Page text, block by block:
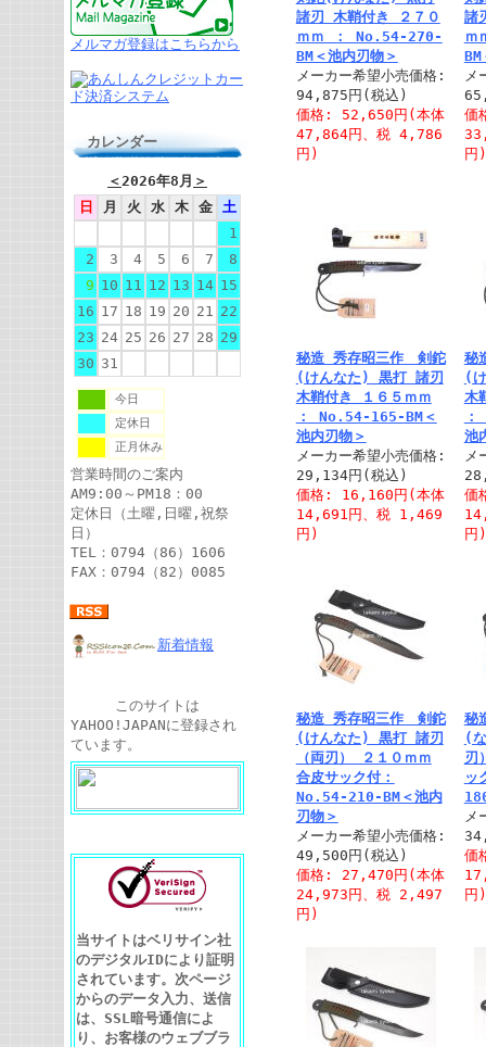
メルマガ登録はこちらから
カレンダー
＜ 2026年8月 ＞
日
月 火 水 木 金
土
1
2
3 4 5 6 7
8
9 10 11 12 13 14 15
16 17 18 19 20 21
22
23 24 25 26 27 28 29
30 31
今日
定休日
正月休み
営業時間のご案内
AM9:00～PM18：00
定休日（土曜,日曜,祝祭
日）
TEL：0794（86）1606
FAX：0794（82）0085
新着情報
このサイトは
YAHOO!JAPANに登録され
ています。
当サイトはベリサイン社
のデジタルIDにより証明
されています。次ページ
からのデータ入力、送信
は、SSL暗号通信によ
り、お客様のウェブブラ
諸刃 木鞘付き ２７０
ｍｍ ： No.54-270-
BM＜池内刃物＞
メーカー希望小売価格:
94,875円(税込)
価格: 52,650円(本体
47,864円、税 4,786
円)
諸
ｍ
メ
価
円)
秘造 秀存昭三作 剣鉈
(けんなた) 黒打 諸刃
木鞘付き １６５ｍｍ
： No.54-165-BM＜
池内刃物＞
メーカー希望小売価格:
29,134円(税込)
価格: 16,160円(本体
14,691円、税 1,469
円)
秘
(
木
池
メ
価
円)
秘造 秀存昭三作 剣鉈
(けんなた) 黒打 諸刃
（両刃） ２１０ｍｍ
合皮サック付：
No.54-210-BM＜池内
刃物＞
メーカー希望小売価格:
49,500円(税込)
価格: 27,470円(本体
24,973円、税 2,497
円)
秘
(
刃
ッ
メ
価
円)